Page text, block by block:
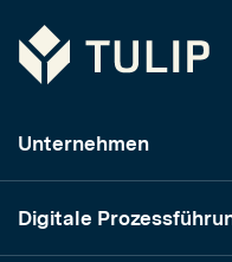
Tulip
Unternehmen
Digitale